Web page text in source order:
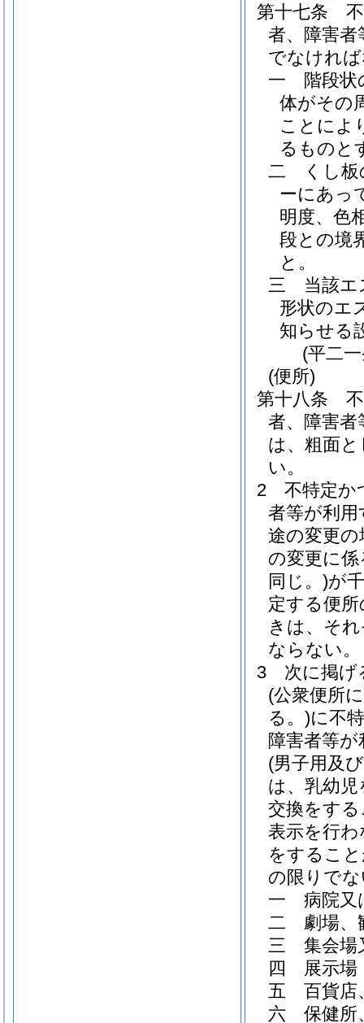
第十七条
者、障害
でなけれ
一
階段
体がその
ことによ
るものと
二
くし
ーにあっ
明度、色
段との境
と。
三
当該
形状のエ
知らせる
(平二
(便所)
第十八条
者、障害
は、粗面
い。
2
不特定か
者等が利
途の変更
の変更に
同じ。)が
定する便
きは、そ
ならない。
3
次に掲げ
(公衆便所
る。)に不
障害者等
(男子用及
は、乳幼
交換をす
表示を行
をするこ
の限りで
一
病院又
二
劇場、
三
集会場
四
展示場
五
百貨店
六
保健所